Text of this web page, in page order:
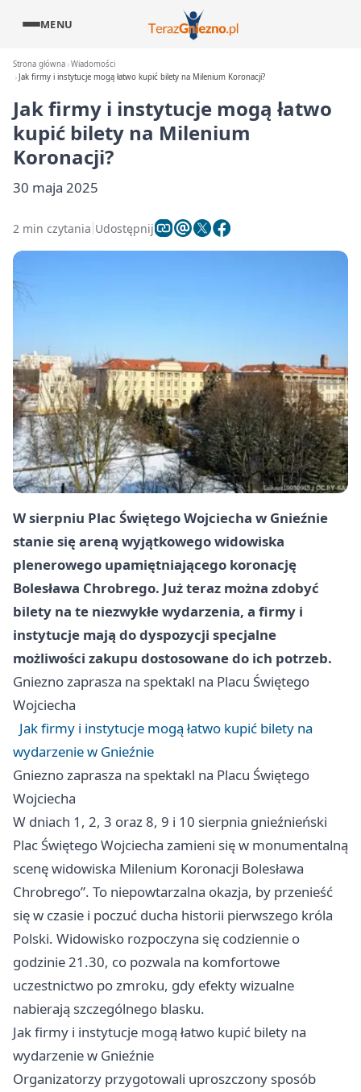
MENU
Strona główna Wiadomości
Jak firmy i instytucje mogą łatwo kupić bilety na Milenium Koronacji?
Jak firmy i instytucje mogą łatwo
kupić bilety na Milenium
Koronacji?
30 maja 2025
2 min czytania Udostępnij
W sierpniu Plac Świętego Wojciecha w Gnieźnie
stanie się areną wyjątkowego widowiska
plenerowego upamiętniającego koronację
Bolesława Chrobrego. Już teraz można zdobyć
bilety na te niezwykłe wydarzenia, a firmy i
instytucje mają do dyspozycji specjalne
możliwości zakupu dostosowane do ich potrzeb.
Gnieznozaprasza na spektakl na Placu Świętego
Wojciecha
Jak firmy i instytucje mogą łatwo kupić bilety na
wydarzenie w Gnieźnie
Gnieznozaprasza na spektakl na Placu Świętego
Wojciecha
W dniach 1, 2, 3 oraz 8, 9 i 10 sierpnia gnieźnieński
Plac Świętego Wojciecha zamieni się w monumentalną
scenę widowiska Milenium Koronacji Bolesława
Chrobrego”. To niepowtarzalna okazja, by przenieść
się w czasie i poczuć ducha historii pierwszego króla
Polski. Widowisko rozpoczyna się codziennie o
godzinie 21.30, co pozwala na komfortowe
uczestnictwo po zmroku, gdy efekty wizualne
nabierają szczególnego blasku.
Jak firmy i instytucje mogą łatwo kupić bilety na
wydarzenie w Gnieźnie
Organizatorzy przygotowali uproszczony sposób